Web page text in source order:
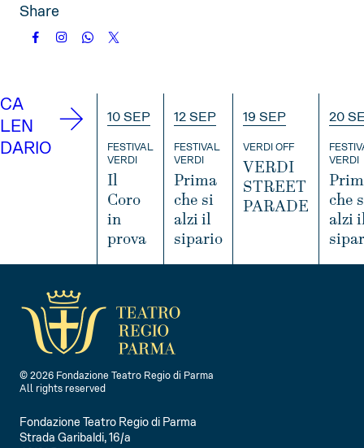
Share
CA
LEN
DARIO
10 SEP
FESTIVAL
VERDI
Il
Coro
in
prova
F
O
12 SEP
FESTIVAL
VERDI
Prima
che si
alzi il
sipario
19 SEP
VERDI OFF
VERDI
STREET
PARADE
N
20
VERDI
che
alzi
© 2026 Fondazione Teatro Regio di Parma
All rights reserved
Fondazione Teatro Regio di Parma
Strada Garibaldi, 16/a